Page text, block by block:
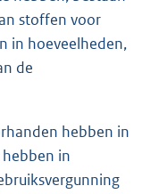
stoffen voor
in hoeveelheden,
de
hebben in
in